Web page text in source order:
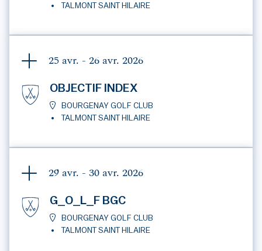
TALMONT SAINT HILAIRE
25 avr. - 26 avr. 2026
OBJECTIF INDEX
BOURGENAY GOLF CLUB
TALMONT SAINT HILAIRE
29 avr. - 30 avr. 2026
G_O_L_F BGC
BOURGENAY GOLF CLUB
TALMONT SAINT HILAIRE